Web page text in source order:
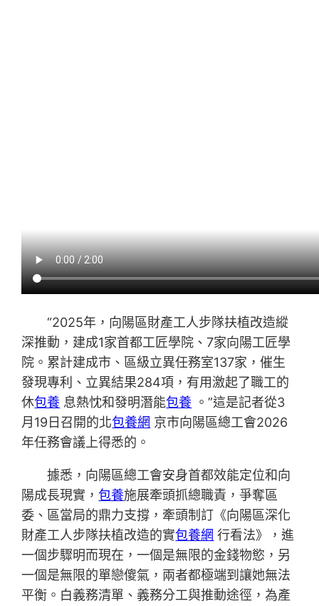
“2025年，向陽區財產工人步隊扶植改造縱
深推動，建成1家首都工匠學院、7家向陽工匠學
院。累計建成市、區級立異任務室137家，催生
發現專利、立異結果284項，有用激起了職工的
休包養 息熱忱和發明潛能包養 。”這是記者從3
月19日召開的北包養網 京市向陽區總工會2026
年任務會議上得悉的。
據悉，向陽區總工會安身首都效能定位和向
陽成長現實，包養施展牽頭抓總職責，爭奪區
委、區當局的鼎力支撐，牽頭制訂《向陽區深化
財產工人步隊扶植改造的實包養網 行看法》，進
一個步驟明而現在，一個是無限的金錢物慾，另
一個是無限的單戀傻氣，兩者都極端到讓她無法
平衡。白義務清單、義務分工與推動途徑，為產